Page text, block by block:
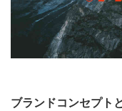
ブランドコンセプト